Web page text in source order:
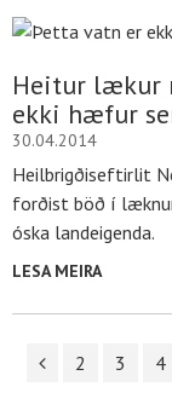
Heitur lækur
ekki hæfur
30.04.2014
Heilbrigðiseftirlit
forðist böð í
óska landeigenda.
LESA MEIRA
2 3 4